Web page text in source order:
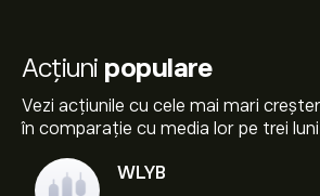
Acțiuni populare
Vezi acțiunile cu cele mai mari
în comparație cu media lor pe trei
WLYB